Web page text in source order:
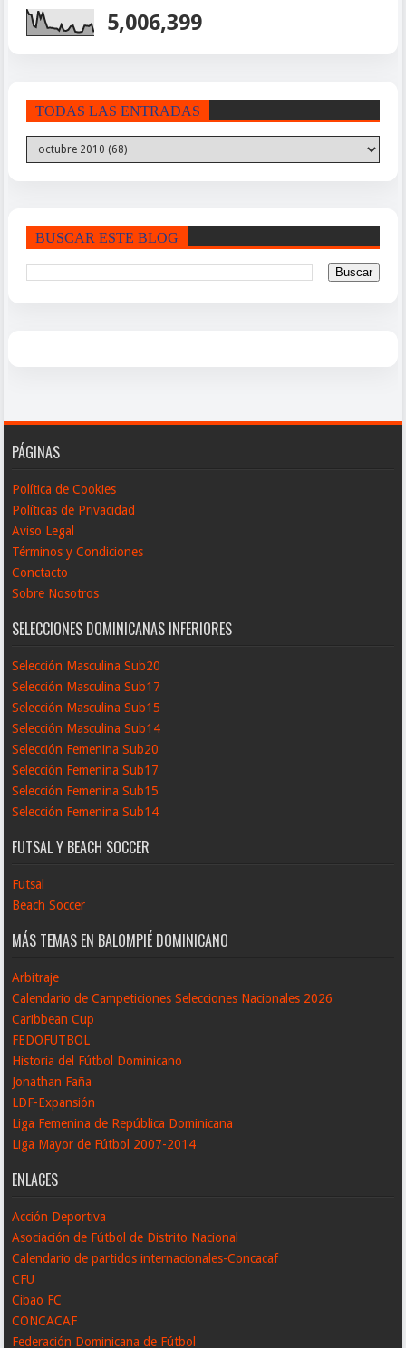
5,006,399
TODAS LAS ENTRADAS
BUSCAR ESTE BLOG
PÁGINAS
Política de Cookies
Políticas de Privacidad
Aviso Legal
Términos y Condiciones
Conctacto
Sobre Nosotros
SELECCIONES DOMINICANAS INFERIORES
Selección Masculina Sub20
Selección Masculina Sub17
Selección Masculina Sub15
Selección Masculina Sub14
Selección Femenina Sub20
Selección Femenina Sub17
Selección Femenina Sub15
Selección Femenina Sub14
FUTSAL Y BEACH SOCCER
Futsal
Beach Soccer
MÁS TEMAS EN BALOMPIÉ DOMINICANO
Arbitraje
Calendario de Campeticiones Selecciones Nacionales 2026
Caribbean Cup
FEDOFUTBOL
Historia del Fútbol Dominicano
Jonathan Faña
LDF-Expansión
Liga Femenina de República Dominicana
Liga Mayor de Fútbol 2007-2014
ENLACES
Acción Deportiva
Asociación de Fútbol de Distrito Nacional
Calendario de partidos internacionales-Concacaf
CFU
Cibao FC
CONCACAF
Federación Dominicana de Fútbol